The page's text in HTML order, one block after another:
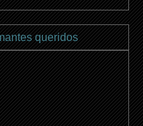
queridos